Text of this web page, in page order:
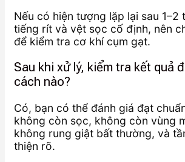
Nếu có hiện tượng lặp lại sau 1–2
tiếng rít và vệt sọc cố định, nên
để kiểm tra cơ khí cụm gạt.
Sau khi xử lý, kiểm tra kết quả
cách nào?
Có, bạn có thể đánh giá đạt
không còn sọc, không còn vùng
không rung giật bất thường, và
thiện rõ.